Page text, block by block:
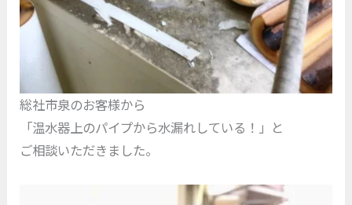
総社市泉のお客様から
「温水器上のパイプから水漏れしている！」と
ご相談いただきました。